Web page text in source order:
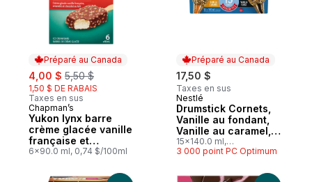
Préparé au Canada
sale:
4,00 $ , formerly:
5,50 $
1,50 $ DE RABAIS
Taxes en sus
Préparé au Canada
Chapman’s
Yukon lynx barre
crème glacée vanille
française et
amandes
6x90.0 ml, 0,74 $/100ml
Préparé au Canada
17,50 $
Taxes en sus
Préparé au Canada
Nestlé
Drumstick Cornets,
Vanille au fondant,
Vanille au caramel,
assortiment
15x140.0 ml,
0,83 $/100ml
3 000 point PC Optimum